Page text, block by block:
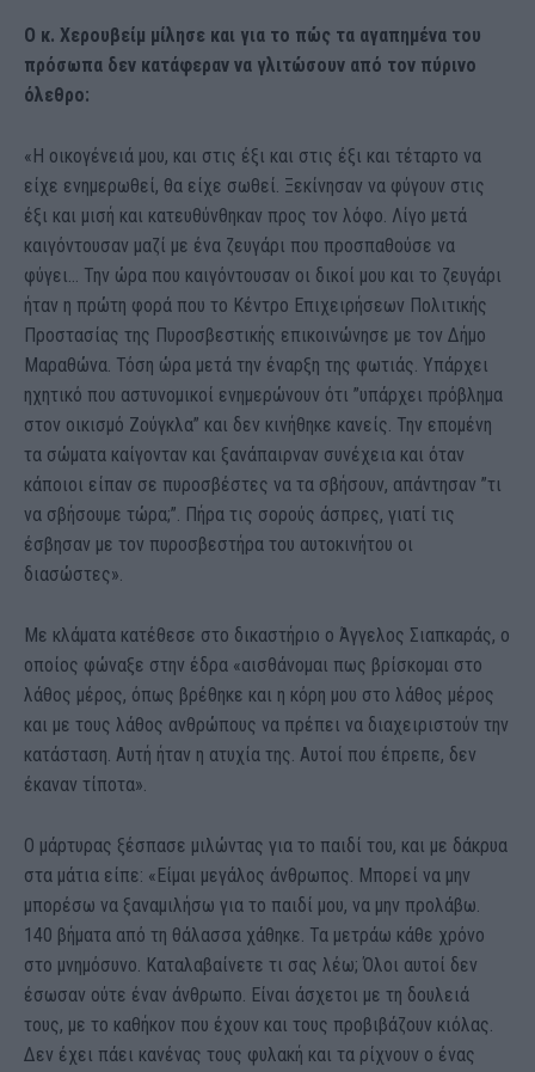
Ο κ. Χερουβείμ μίλησε και για το πώς τα αγαπημένα του
πρόσωπα δεν κατάφεραν να γλιτώσουν από τον πύρινο
όλεθρο:
«Η οικογένειά μου, και στις έξι και στις έξι και τέταρτο να
είχε ενημερωθεί, θα είχε σωθεί. Ξεκίνησαν να φύγουν στις
έξι και μισή και κατευθύνθηκαν προς τον λόφο. Λίγο μετά
καιγόντουσαν μαζί με ένα ζευγάρι που προσπαθούσε να
φύγει… Την ώρα που καιγόντουσαν οι δικοί μου και το ζευγάρι
ήταν η πρώτη φορά που το Κέντρο Επιχειρήσεων Πολιτικής
Προστασίας της Πυροσβεστικής επικοινώνησε με τον Δήμο
Μαραθώνα. Τόση ώρα μετά την έναρξη της φωτιάς. Υπάρχει
ηχητικό που αστυνομικοί ενημερώνουν ότι ”υπάρχει πρόβλημα
στον οικισμό Ζούγκλα” και δεν κινήθηκε κανείς. Την επομένη
τα σώματα καίγονταν και ξανάπαιρναν συνέχεια και όταν
κάποιοι είπαν σε πυροσβέστες να τα σβήσουν, απάντησαν ”τι
να σβήσουμε τώρα;”. Πήρα τις σορούς άσπρες, γιατί τις
έσβησαν με τον πυροσβεστήρα του αυτοκινήτου οι
διασώστες».
Με κλάματα κατέθεσε στο δικαστήριο ο Άγγελος Σιαπκαράς, ο
οποίος φώναξε στην έδρα «αισθάνομαι πως βρίσκομαι στο
λάθος μέρος, όπως βρέθηκε και η κόρη μου στο λάθος μέρος
και με τους λάθος ανθρώπους να πρέπει να διαχειριστούν την
κατάσταση. Αυτή ήταν η ατυχία της. Αυτοί που έπρεπε, δεν
έκαναν τίποτα».
Ο μάρτυρας ξέσπασε μιλώντας για το παιδί του, και με δάκρυα
στα μάτια είπε: «Είμαι μεγάλος άνθρωπος. Μπορεί να μην
μπορέσω να ξαναμιλήσω για το παιδί μου, να μην προλάβω.
140 βήματα από τη θάλασσα χάθηκε. Τα μετράω κάθε χρόνο
στο μνημόσυνο. Καταλαβαίνετε τι σας λέω; Όλοι αυτοί δεν
έσωσαν ούτε έναν άνθρωπο. Είναι άσχετοι με τη δουλειά
τους, με το καθήκον που έχουν και τους προβιβάζουν κιόλας.
Δεν έχει πάει κανένας τους φυλακή και τα ρίχνουν ο ένας